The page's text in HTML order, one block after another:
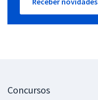
Concursos